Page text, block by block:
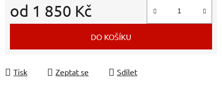
od 1 850 Kč
Měrná cena:
DO KOŠÍKU
Tisk Zeptat se Sdílet